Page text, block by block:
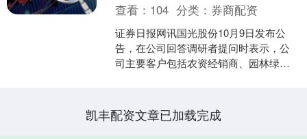
查看： 104 分类： 券商配资
证券日报网讯国光股份10月9日发布公
告，在公司回答调研者提问时表示，公
司主要客户包括农资经销商、园林绿化
凯丰配资文章已加载完成